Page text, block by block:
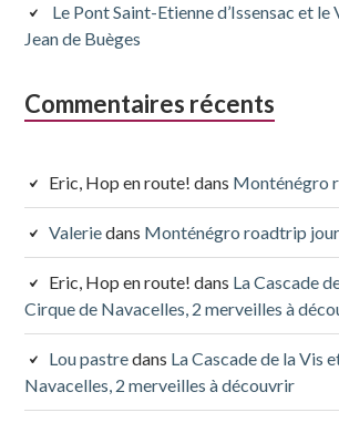
Le Pont Saint-Etienne d’Issensac et le
Jean de Buèges
Commentaires récents
Eric, Hop en route! dans Monténégro
Valeriedans Monténégro roadtrip
Eric, Hop en route! dans La Cascade
Cirque de Navacelles, 2 merveilles à
Lou pastredans La Cascade de la Vis
Navacelles, 2 merveilles à découvrir